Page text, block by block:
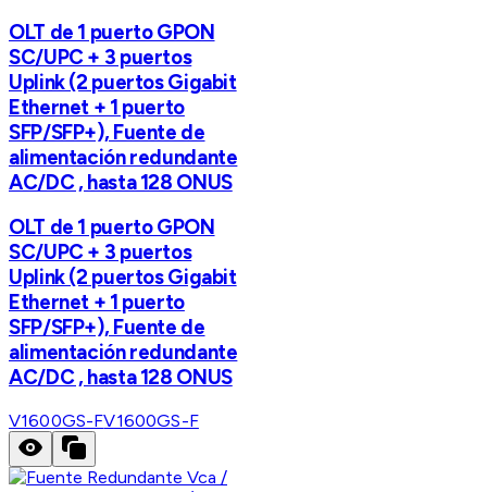
OLT de 1 puerto GPON
SC/UPC + 3 puertos
Uplink (2 puertos Gigabit
Ethernet + 1 puerto
SFP/SFP+), Fuente de
alimentación redundante
AC/DC , hasta 128 ONUS
OLT de 1 puerto GPON
SC/UPC + 3 puertos
Uplink (2 puertos Gigabit
Ethernet + 1 puerto
SFP/SFP+), Fuente de
alimentación redundante
AC/DC , hasta 128 ONUS
V1600GS-FV1600GS-F